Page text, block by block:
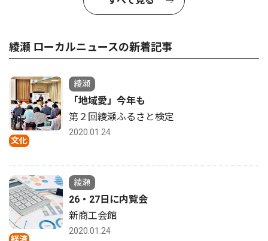
綾瀬 ローカルニュースの新着記事
文化
綾瀬
「地域愛」今年も
第２回綾瀬ふるさと検定
2020.01.24
綾瀬
26・27日に内覧会
新商工会館
2020.01.24